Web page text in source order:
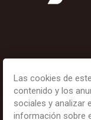
Las cookies de
contenido y los
sociales y analizar
información sobre